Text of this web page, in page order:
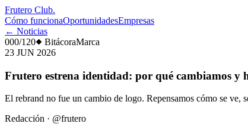
Frutero Club.
Cómo funcionaOportunidadesEmpresas
← Noticias
000/120
BitácoraMarca
23 JUN 2026
Frutero estrena identidad: por qué cambiamos y
El rebrand no fue un cambio de logo. Repensamos cómo se ve,
Redacción · @frutero